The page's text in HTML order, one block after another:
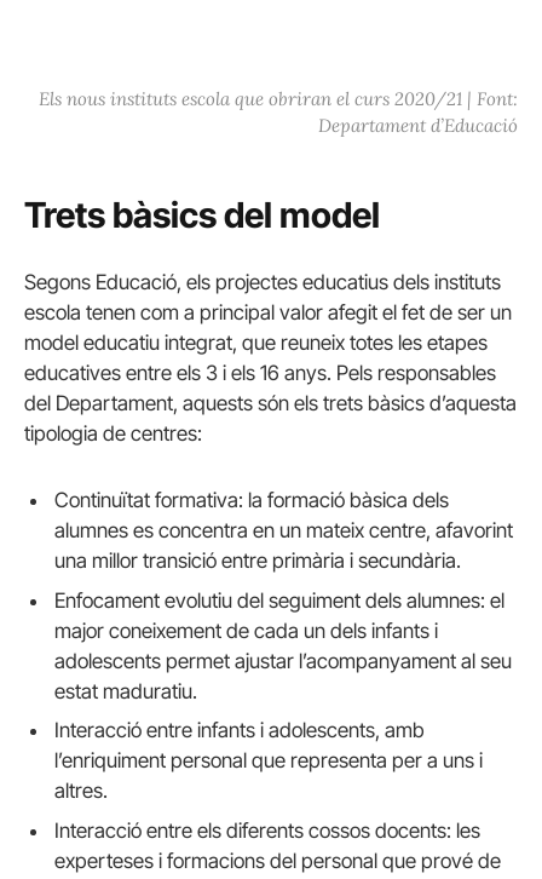
Els nous instituts escola que obriran el curs 2020/21 | Font:
Departament d’Educació
Trets bàsics del model
Segons Educació, els projectes educatius dels instituts
escola tenen com a principal valor afegit el fet de ser un
model educatiu integrat, que reuneix totes les etapes
educatives entre els 3 i els 16 anys. Pels responsables
del Departament, aquests són els trets bàsics d’aquesta
tipologia de centres:
Continuïtat formativa: la formació bàsica dels
alumnes es concentra en un mateix centre, afavorint
una millor transició entre primària i secundària.
Enfocament evolutiu del seguiment dels alumnes: el
major coneixement de cada un dels infants i
adolescents permet ajustar l’acompanyament al seu
estat maduratiu.
Interacció entre infants i adolescents, amb
l’enriquiment personal que representa per a uns i
altres.
Interacció entre els diferents cossos docents: les
experteses i formacions del personal que prové de